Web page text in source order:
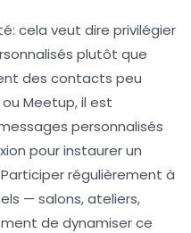
cela veut dire privilégier
plutôt que
des contacts peu
Meetup, il est
personnalisés
pour instaurer un
régulièrement à
— salons, ateliers,
de dynamiser ce